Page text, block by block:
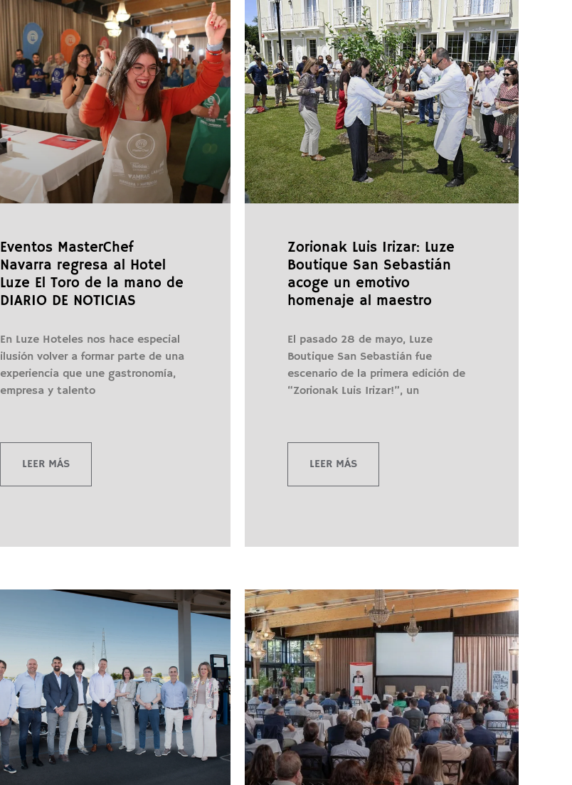
Eventos MasterChef
Navarra regresa al Hotel
Luze El Toro de la mano de
DIARIO DE NOTICIAS
En Luze Hoteles nos hace especial
ilusión volver a formar parte de una
experiencia que une gastronomía,
empresa y talento
LEER MÁS
Zorionak Luis Irizar: Luze
Boutique San Sebastián
acoge un emotivo
homenaje al maestro
El pasado 28 de mayo, Luze
Boutique San Sebastián fue
escenario de la primera edición de
“Zorionak Luis Irizar!”, un
LEER MÁS